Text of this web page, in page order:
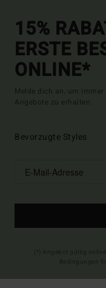
15%
ERSTE
ONLINE*
Melde dich an, um
Angebote zu erhalten.
Bevorzugte Styles